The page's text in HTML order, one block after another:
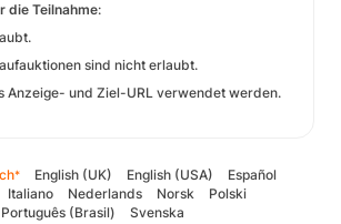
die Teilnahme:
sind nicht erlaubt.
Anzeige- und Ziel-URL verwendet werden.
* English (UK) English (USA)
Español
Italiano Nederlands Norsk
Polski
Português (Brasil)
Svenska